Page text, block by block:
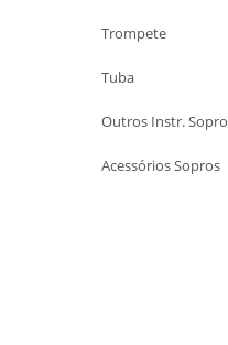
Trompete
Tuba
Outros Instr. Sopro
Acessórios Sopros